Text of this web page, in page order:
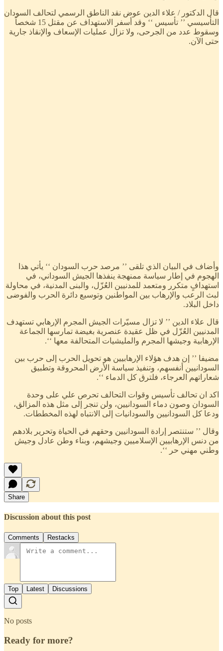
قال الدكتور / علاء الدين عوض نقد الناطق الرسمي لتحالف السودان
التأسيسي ’’ تأسيس ‘‘ وقد أسفر الاستهداف عن مقتل 15 شخصاً
وسقوط عدد من الجرحى، ولا تزال عمليات الإسعاف والإنقاذ جارية
حتى الآن.
وأضاف في البيان الذي تلقى ’’ مرصد حرب السودان ‘‘ يأتي هذا
الهجوم في إطار سياسة ممنهجة ينفذها الجيش السوداني، في
استهدافٍ متكرر ومتعمد للمدنيين العُزّل، والبنى المدنية، في محاولة
لبث الرعب والإرهاب بين المواطنين وتوسيع دائرة الحرب والفوضى
داخل البلاد.
قال علاء الدين ’’ لا تزال مسيّرات الجيش المجرم الإرهابي تستهدف
المدنيين العُزّل في ظل عقيدة عنصرية بغيضة تمارسها الجماعة
الإرهابية وجيشها المجرم والمليشيات المتحالفة معها ‘‘.
مضيفا ’’ إن هدف هؤلاء الإرهابيين هو تحويل الحرب إلى حرب بين
السودانيين أنفسهم، وتنفيذ سياسة الأرض المحروقة وتطبيق
شعاراتهم العرجاء، فلترق كل الدماء ‘‘.
اكد ان تحالف تأسيس وقوات التحالف تحرص علي على وحدة
السودان وصون دماء السودانيين، ولن تنجر إلى مثل هذه المزالق،
ودعا كل السودانيين والسودانيات إلى الانتباه لهذه المخططات.
وقال ’’ ستنتصر إرادة السودانيين وحقهم في الحياة وتحرير بلادهم
من دنس الإرهابيين الإسلاميين وجيشهم، وبناء وطن عادل وجيش
وطني مهني حر ‘‘.
Share
Discussion about this post
Comments Restacks
Top Latest Discussions
No posts
Ready for more?